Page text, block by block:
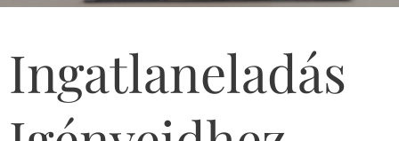
Ingatlaneladás